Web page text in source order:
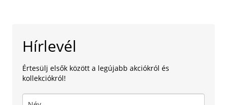
Hírlevél
Értesülj elsők között a legújabb akciókról és
kollekciókról!